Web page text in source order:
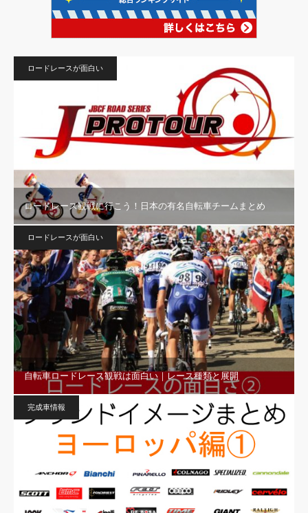
ロードレースが面白い
ロードレース観戦に行こう！日本の有名自転車チームまとめ
ロードレースが面白い
自転車ロードレース観戦は面白い｜レース種類と展開
完成車情報